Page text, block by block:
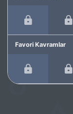
Favori Kavramlar